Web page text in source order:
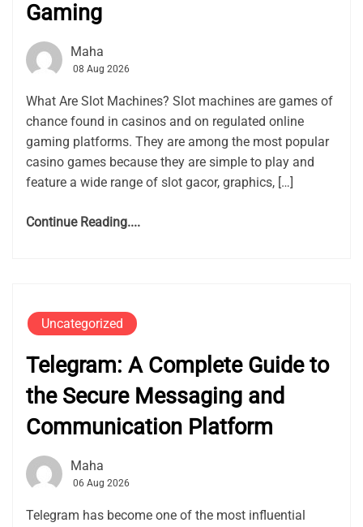
Gaming
Maha
08 Aug 2026
What Are Slot Machines? Slot machines are games of
chance found in casinos and on regulated online
gaming platforms. They are among the most popular
casino games because they are simple to play and
feature a wide range of slot gacor, graphics, […]
Continue Reading....
Uncategorized
Telegram: A Complete Guide to
the Secure Messaging and
Communication Platform
Maha
06 Aug 2026
Telegram has become one of the most influential